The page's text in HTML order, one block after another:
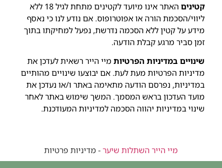
קטינים
האתר אינו מיועד לקטינים מתחת לגיל 18 ללא
ליווי/הסכמת הורה או אפוטרופוס. אם נודע לנו כי נאסף
מידע על קטין ללא הסכמה נדרשת, נפעל למחיקתו בתוך
זמן סביר מרגע קבלת הודעה.
שינויים במדיניות הפרטיות מיי הייר רשאית לעדכן את
מדיניות הפרטיות מעת לעת. אם יבוצעו שינויים מהותיים
במדיניות, נפרסם הודעה מתאימה באתר ו/או נעדכן את
מועד העדכון בראש המסמך. המשך שימוש באתר לאחר
שינוי במדיניות יהווה הסכמה למדיניות המעודכנת.
מיי הייר השתלות שיער- מדיניות פרטיות